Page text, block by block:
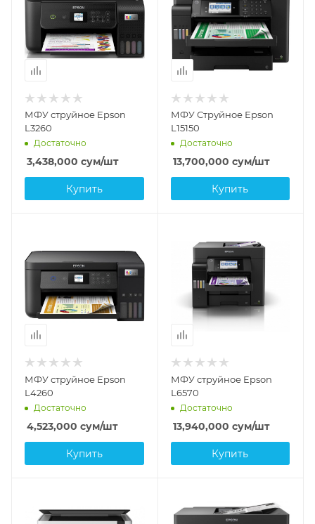
МФУ струйное Epson
L3260
Достаточно
3,438,000 сум/шт
Купить
МФУ Струйное Epson
L15150
Достаточно
13,700,000 сум/шт
Купить
МФУ струйное Epson
L4260
Достаточно
4,523,000 сум/шт
Купить
МФУ струйное Epson
L6570
Достаточно
13,940,000 сум/шт
Купить